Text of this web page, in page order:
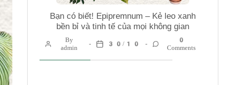
Bạn có biết! Epipremnum – Kẻ leo xanh
bền bỉ và tinh tế của mọi không gian
By
admin
30/10
0
Comments